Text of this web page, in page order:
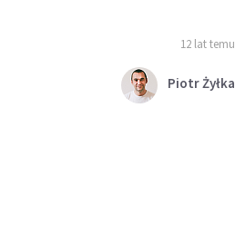
12 lat temu
Piotr Żyłka